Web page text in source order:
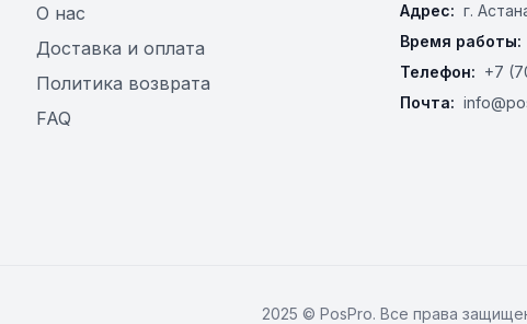
О нас
Доставка и оплата
Политика возврата
FAQ
Адрес: г.
Время работы:
Телефон: +7
Почта:
2025 © PosPro. Все права